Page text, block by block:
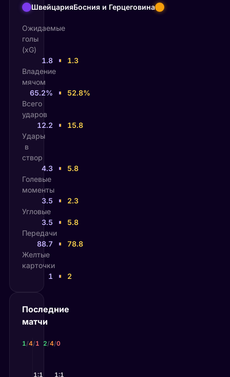
ШвейцарияБосния и Герцеговина
Ожидаемые
голы
(xG)
1.8
1.3
Владение
мячом
65.2%
52.8%
Всего
ударов
12.2
15.8
Удары
в
створ
4.3
5.8
Голевые
моменты
3.5
2.3
Угловые
3.5
5.8
Передачи
88.7
78.8
Желтые
карточки
1
2
Последние
матчи
Швейцария
1/4/1
Катар
—Швейцария
1:1
Босния и Герцеговина
2/4/0
Канада
1:1